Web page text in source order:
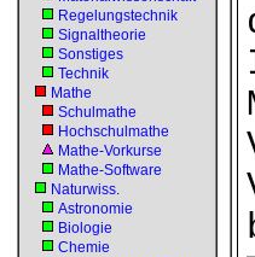
Regelungstechnik
Signaltheorie
Sonstiges
Technik
Mathe
Schulmathe
Hochschulmathe
Mathe-Vorkurse
Mathe-Software
Naturwiss.
Astronomie
Biologie
Chemie